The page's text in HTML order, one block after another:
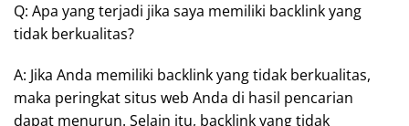
Q: Apa yang terjadi jika saya memiliki backlink yang
tidak berkualitas?
A: Jika Anda memiliki backlink yang tidak berkualitas,
maka peringkat situs web Anda di hasil pencarian
dapat menurun. Selain itu, backlink yang tidak